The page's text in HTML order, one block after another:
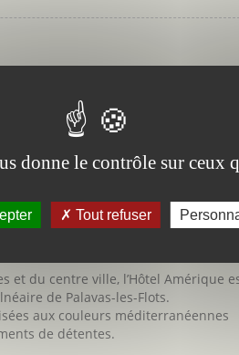
à 2 minutes de la plage - entre
méditerranéennes.
télévision, salle de bains et WC, WIFI)
des ambiances de la grande bleue.
et du centre ville, l’Hôtel Amérique
de Palavas-les-Flots.
aux couleurs méditerranéennes
de détentes.
donne le contrôle sur ceux
Tout refuser